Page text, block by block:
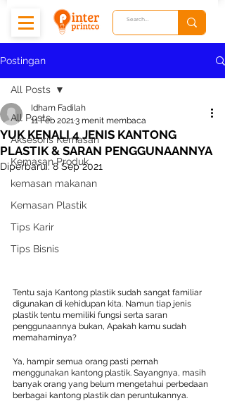
Postingan
All Posts
Aksesoris Kemasan
Kemasan Produk
kemasan makanan
Kemasan Plastik
Tips Karir
Tips Bisnis
All Posts
YUK KENALI 4 JENIS KANTONG
PLASTIK & SARAN PENGGUNAANNYA
Idham Fadilah
11 Feb 20213 menit membaca
Diperbarui:8 Sep 2021
Tentu saja Kantong plastik sudah sangat familiar
digunakan di kehidupan kita. Namun tiap jenis
plastik tentu memiliki fungsi serta saran
penggunaannya bukan, Apakah kamu sudah
memahaminya?
Ya, hampir semua orang pasti pernah
menggunakan kantong plastik. Sayangnya, masih
banyak orang yang belum mengetahui perbedaan
berbagai kantong plastik dan peruntukannya.